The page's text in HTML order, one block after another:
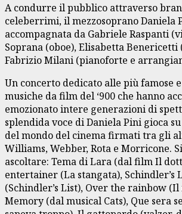
A condurre il pubblico attraverso
celeberrimi, il mezzosoprano Daniela
accompagnata da Gabriele Raspanti
Soprana (oboe), Elisabetta
Fabrizio Milani (pianoforte e
Un concerto dedicato alle più famose
musiche da film del ‘900 che hanno
emozionato intere generazioni di
splendida voce di Daniela Pini gioca
del mondo del cinema firmati tra gli
Williams, Webber, Rota e Morricone.
ascoltare: Tema di Lara (dal film Il
entertainer (La stangata), Schindler’s
(Schindler’s List), Over the rainbow (Il
Memory (dal musical Cats), Que sera